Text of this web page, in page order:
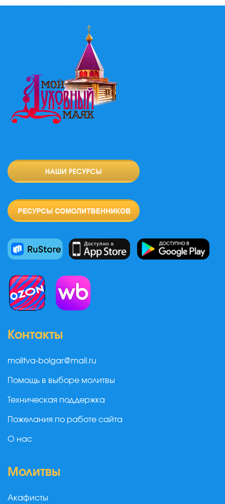
Контакты
molitva-bolgar@mail.ru
Помощь в выборе молитвы
Техническая поддержка
Пожелания по работе сайта
О нас
Молитвы
Акафисты